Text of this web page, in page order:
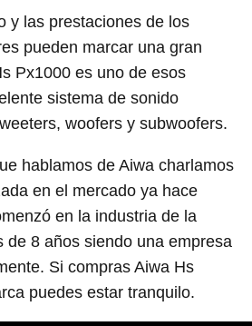
y las prestaciones de los
pueden marcar una gran
Px1000 es uno de esos
sistema de sonido
woofers y subwoofers.
hablamos de Aiwa charlamos
en el mercado ya hace
en la industria de la
de 8 años siendo una empresa
Si compras Aiwa Hs
puedes estar tranquilo.